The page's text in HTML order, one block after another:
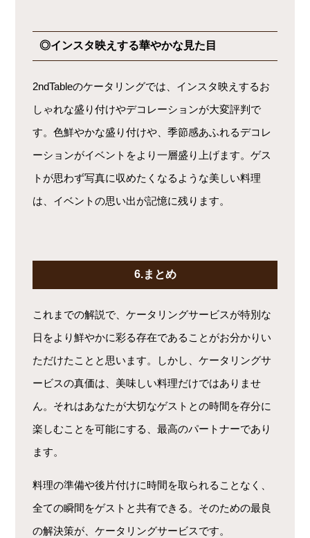
◎インスタ映えする華やかな見た目
2ndTableのケータリングでは、インスタ映えするお
しゃれな盛り付けやデコレーションが大変評判で
す。色鮮やかな盛り付けや、季節感あふれるデコレ
ーションがイベントをより一層盛り上げます。ゲス
トが思わず写真に収めたくなるような美しい料理
は、イベントの思い出が記憶に残ります。
6.まとめ
これまでの解説で、ケータリングサービスが特別な
日をより鮮やかに彩る存在であることがお分かりい
ただけたことと思います。しかし、ケータリングサ
ービスの真価は、美味しい料理だけではありませ
ん。それはあなたが大切なゲストとの時間を存分に
楽しむことを可能にする、最高のパートナーであり
ます。
料理の準備や後片付けに時間を取られることなく、
全ての瞬間をゲストと共有できる。そのための最良
の解決策が、ケータリングサービスです。